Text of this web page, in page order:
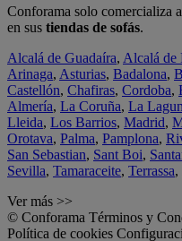
Conforama solo comercializa
en sus tiendas de sofás.
Alcalá de Guadaíra, Alcalá de
Arinaga, Asturias, Badalona,
Castellón, Chafiras, Cordoba,
Almería, La Coruña, La
Lleida, Los Barrios, Madrid,
Orotava, Palma, Pamplona,
San Sebastian, Sant Boi,
Sevilla, Tamaraceite, Terrassa,
Ver más >>
© Conforama Términos y
Política de cookies